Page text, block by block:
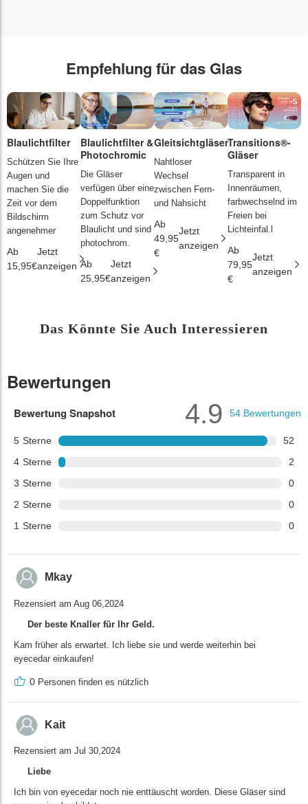
Empfehlung für das Glas
Blaulichtfilter
Schützen Sie Ihre
Augen und
machen Sie die
Zeit vor dem
Bildschirm
angenehmer
Ab
15,95€
Jetzt
anzeigen
Blaulichtfilter &
Photochromic
Die Gläser
verfügen über eine
Doppelfunktion
zum Schutz vor
Blaulicht und sind
photochrom.
Ab
25,95€
Jetzt
anzeigen
Gleitsichtgläser
Nahtloser
Wechsel
zwischen Fern-
und Nahsicht
Ab
49,95
€
Jetzt
anzeigen
Transitions®-
Gläser
Transparent in
Innenräumen,
farbwechselnd im
Freien bei
Lichteinfal.l
Ab
79,95
€
Jetzt
anzeigen
Das Könnte Sie Auch Interessieren
Bewertungen
Bewertung Snapshot
5 Sterne
52
4 Sterne
2
3 Sterne
0
2 Sterne
0
1 Sterne 0
4.9 54 Bewertungen
Mkay
Rezensiert am Aug 06,2024
Der beste Knaller für Ihr Geld.
Kam früher als erwartet. Ich liebe sie und werde weiterhin bei
eyecedar einkaufen!
0 Personen finden es nützlich
Kait
Rezensiert am Jul 30,2024
Liebe
Ich bin von eyecedar noch nie enttäuscht worden. Diese Gläser sind